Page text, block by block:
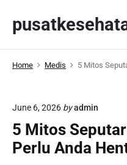
p
Home Medis 5 Mitos
June 6, 2026 byadmin
5 Mitos
Perlu Anda